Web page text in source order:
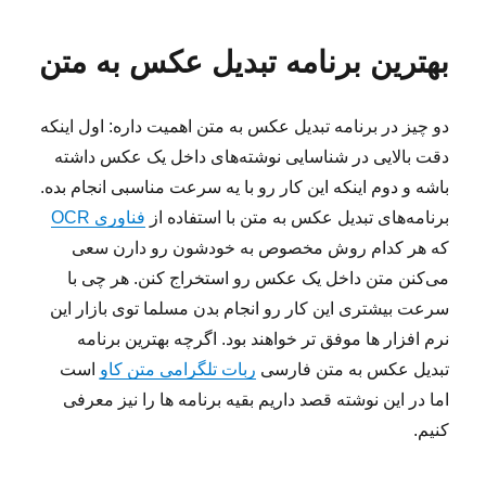
بهترین برنامه تبدیل عکس به متن
دو چیز در برنامه تبدیل عکس به متن اهمیت داره: اول اینکه
دقت بالایی در شناسایی نوشته‌های داخل یک عکس داشته
باشه و دوم اینکه این کار رو با یه سرعت مناسبی انجام بده.
برنامه‌های تبدیل عکس به متن با استفاده از فناوری OCR
که هر کدام روش مخصوص به خودشون رو دارن سعی
می‌کنن متن داخل یک عکس رو استخراج کنن. هر چی با
سرعت بیشتری این کار رو انجام بدن مسلما توی بازار این
نرم افزار ها موفق تر خواهند بود. اگرچه بهترین برنامه
تبدیل عکس به متن فارسی ربات تلگرامی متن کاو است
اما در این نوشته قصد داریم بقیه برنامه ها را نیز معرفی
کنیم.